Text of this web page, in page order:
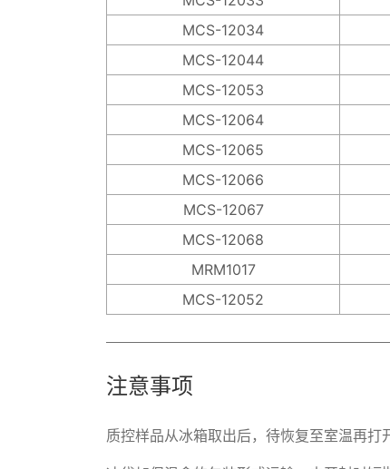
MCS-12034
MCS-12044
MCS-12053
MCS-12064
MCS-12065
MCS-12066
MCS-12067
MCS-12068
MRM1017
MCS-12052
注意事项
质控样品从冰箱取出后，待恢复至室温再打